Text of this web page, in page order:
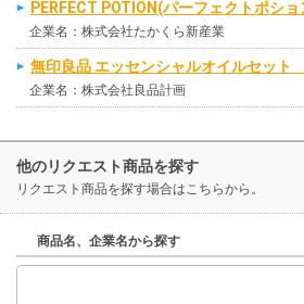
PERFECT POTION(パーフェクトポシ
企業名：株式会社たかくら新産業
無印良品 エッセンシャルオイルセッ
企業名：株式会社良品計画
他のリクエスト商品を探す
リクエスト商品を探す場合はこちらから。
商品名、企業名から探す